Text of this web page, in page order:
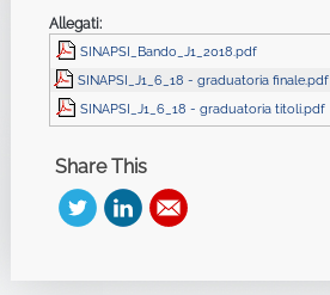
Allegati:
SINAPSI_Bando_J1_2018.pdf
SINAPSI_J1_6_18 - graduatoria finale.pdf
SINAPSI_J1_6_18 - graduatoria titoli.pdf
Share This